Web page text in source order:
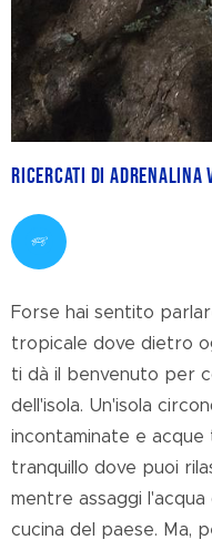
RICERCATI DI ADRENALINA
Forse hai sentito
tropicale dove dietro
ti dà il benvenuto per
dell'isola. Un'isola
incontaminate e acque
tranquillo dove puoi
mentre assaggi
cucina del paese. Ma,